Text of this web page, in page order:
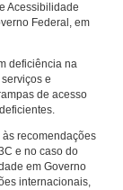
Acessibilidade
Federal, em
deficiência na
e
de acesso
recomendações
e no caso do
em Governo
internacionais,